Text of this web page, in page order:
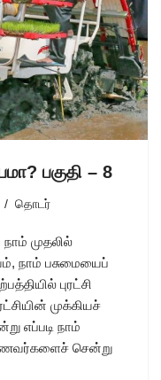
பகுதி – 8
தொடர்
முதலில்
நாம் பசுமையைப்
புரட்சி
முக்கியச்
எப்படி நாம்
சென்று